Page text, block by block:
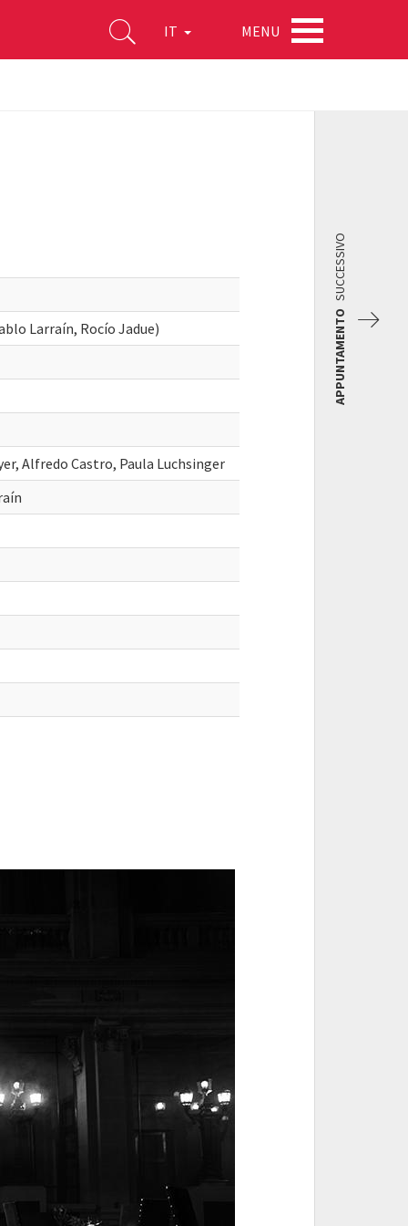
IT MENU
Larraín, Rocío Jadue)
Alfredo Castro, Paula Luchsinger
APPUNTAMENTO
SUCCESSIVO